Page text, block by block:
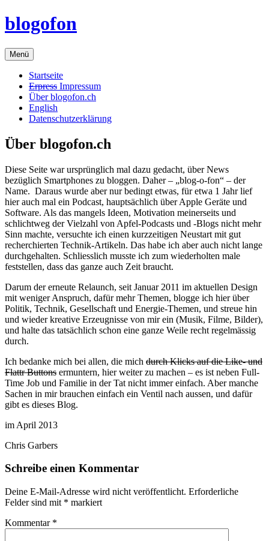
Zum
Inhalt
blogofon
Menü
Startseite
Erpress Impressum
Über blogofon.ch
English
Datenschutzerklärung
Über blogofon.ch
Diese Seite war ursprünglich mal dazu gedacht, über News
bezüglich Smartphones zu bloggen. Daher – „blog-o-fon“ – der
Name. Daraus wurde aber nur bedingt etwas, für etwa 1 Jahr lief
hier auch mal ein Podcast, hauptsächlich über Apple Geräte und
Software. Als das mangels Ideen, Motivation meinerseits und
schlichtweg der Vielzahl von Apfel-Podcasts und -Blogs nicht mehr
Sinn machte, versuchte ich einen kurzzeitigen Neustart mit gut
recherchierten Technik-Artikeln. Das habe ich aber auch nicht lange
durchgehalten. Schliesslich musste ich zum wiederholten male
feststellen, dass das ganze auch Zeit braucht.
Darum der erneute Relaunch, seit Januar 2011 im aktuellen Design
mit weniger Anspruch, dafür mehr Themen, blogge ich hier über
Politik, Technik, Gesellschaft und Energie-Themen, und streue hin
und wieder kreative Erzeugnisse von mir ein (Musik, Filme, Bilder),
und halte das tatsächlich schon eine ganze Weile recht regelmässig
durch.
Ich bedanke mich bei allen, die mich durch Klicks auf die Like- und
Flattr Buttons ermuntern, hier weiter zu machen – es ist neben Full-
Time Job und Familie in der Tat nicht immer einfach. Aber manche
Sachen in mir brauchen einfach ein Ventil nach aussen, und dafür
gibt es dieses Blog.
im April 2013
Chris Garbers
Schreibe einen Kommentar
Deine E-Mail-Adresse wird nicht veröffentlicht. Erforderliche
Felder sind mit * markiert
Kommentar *